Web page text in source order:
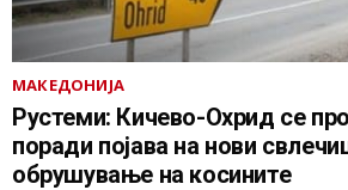
МАКЕДОНИЈА
Рустеми: Кичево-Охрид се
поради појава на нови
обрушување на косините